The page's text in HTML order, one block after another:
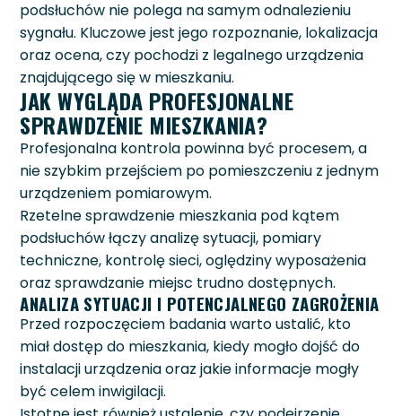
podsłuchów nie polega na samym odnalezieniu
sygnału. Kluczowe jest jego rozpoznanie, lokalizacja
oraz ocena, czy pochodzi z legalnego urządzenia
znajdującego się w mieszkaniu.
JAK WYGLĄDA PROFESJONALNE
SPRAWDZENIE MIESZKANIA?
Profesjonalna kontrola powinna być procesem, a
nie szybkim przejściem po pomieszczeniu z jednym
urządzeniem pomiarowym.
Rzetelne sprawdzenie mieszkania pod kątem
podsłuchów łączy analizę sytuacji, pomiary
techniczne, kontrolę sieci, oględziny wyposażenia
oraz sprawdzanie miejsc trudno dostępnych.
ANALIZA SYTUACJI I POTENCJALNEGO ZAGROŻENIA
Przed rozpoczęciem badania warto ustalić, kto
miał dostęp do mieszkania, kiedy mogło dojść do
instalacji urządzenia oraz jakie informacje mogły
być celem inwigilacji.